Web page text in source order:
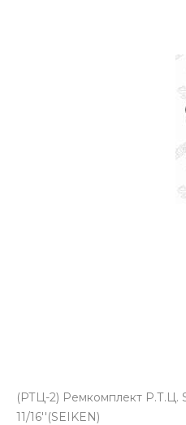
(РТЦ-2) Ремкомплект Р.Т.Ц.
11/16''(SEIKEN)